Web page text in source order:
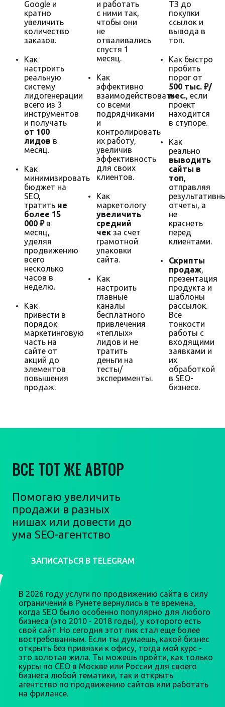
Google и
кратно
увеличить
количество
заказов.
Как
настроить
реальную
систему
лидогенерации
всего из 3
инструментов
и получать
от 100
лидов в
месяц.
Как
минимизировать
бюджет на
SEO,
тратить не
более 15
000 ₽в
месяц,
уделяя
продвижению
всего
несколько
часов в
неделю.
Как
привести в
порядок
маркетинговую
часть на
сайте от
акций до
элементов
повышения
продаж.
и работать
с ними так,
чтобы они
не
отваливались
спустя 1
месяц.
Как
эффективно
взаимодействовать
со всеми
подрядчиками
и
контролировать
их работу,
увеличив
эффективность
для своих
клиентов.
Как
маркетологу
увеличить
средний
чек за счет
грамотной
упаковки
сайта.
Как
настроить
главные
каналы
бесплатного
привлечения
«теплых»
лидов и не
тратить
деньги на
тесты/
эксперименты.
ТЗ до
покупки
ссылок и
вывода в
топ.
Как быстро
пробить
порог от
500 тыс. ₽/
мес., если
проект
находится
в ступоре.
Как
реально
выводить
сайты в
топ,
отправляя
отчеты, а
не
краснеть
перед
клиентами.
Скрипты
продаж,
презентация
продукта и
шаблоны
рассылок.
Все
тонкости
работы с
входящими
заявками и
их
обработкой
в SEO-
бизнесе.
ВСЕ ТОТ ЖЕ АВТОР
Помогаю увеличить
продажи в разных
нишах или довести до
ума SEO-агентство
ЗАПИСАТЬСЯ В TELEGRAM
В 2026 году услуги по продвижению сайта в силу
ограничений в Рунете вернулись в те времена,
когда SEO было особенно популярно для любого
бизнеса (это 2010 - 2018 годы), у которого есть
свой сайт. Но сегодня этот пик стал еще более
востребованным. Если ты думаешь, какой бизнес
открыть без привязки к офису, тогда мой курс -
это золотая жила. Ты можешь пройти, как только
курсы по СЕО в Москве или России для своего
бизнеса любой тематики, так и открыть
агентство по продвижению сайтов или работать
на фрилансе.